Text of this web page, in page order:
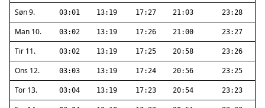
Søn 9. 03:01 13:19 17:27 21:03 23:28
Man 10. 03:02 13:19 17:26 21:00 23:27
Tir 11. 03:02 13:19 17:25 20:58 23:26
Ons 12. 03:03 13:19 17:24 20:56 23:25
Tor 13. 03:04 13:19 17:23 20:54 23:23